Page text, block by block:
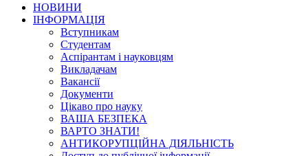
НОВИНИ
ІНФОРМАЦІЯ
Вступникам
Студентам
Аспірантам і науковцям
Викладачам
Вакансії
Документи
Цікаво про науку
ВАША БЕЗПЕКА
ВАРТО ЗНАТИ!
АНТИКОРУПЦІЙНА ДІЯЛЬНІСТЬ